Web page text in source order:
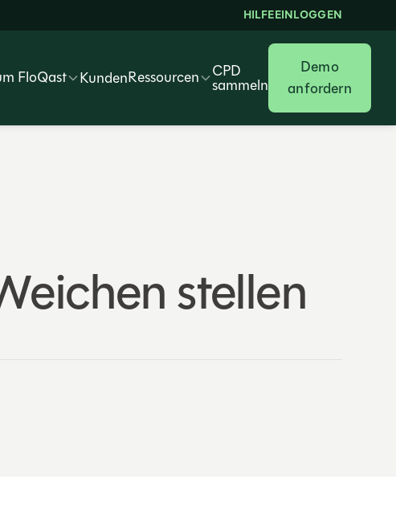
HILFEEINLOGGEN
FloQast KundenRessourcen CPD
sammeln
Demo
anfordern
stellen